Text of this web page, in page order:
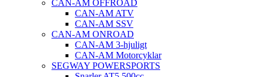
CAN-AM OFFROAD
CAN-AM ATV
CAN-AM SSV
CAN-AM ONROAD
CAN-AM 3-hjuligt
CAN-AM Motorcyklar
SEGWAY POWERSPORTS